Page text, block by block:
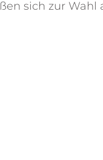
sich zur Wahl